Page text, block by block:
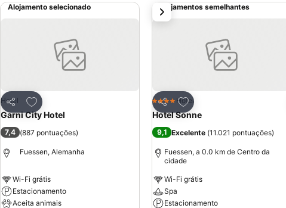
Alojamento selecionado
Partilhar
Adicionar aos favoritos
Hotel
Garni City Hotel
7,4 (887 pontuações)
Fuessen, Alemanha
Wi-Fi grátis
Estacionamento
Aceita animais
Alojamentos semelhantes
Partilhar
Adicionar aos favoritos
4 EstrelasHotel
Hotel Sonne
9,1 Excelente (11.021 pontuações)
Fuessen, a 0.0 km de Centro da
cidade
Wi-Fi grátis
Spa
Estacionamento
próximo